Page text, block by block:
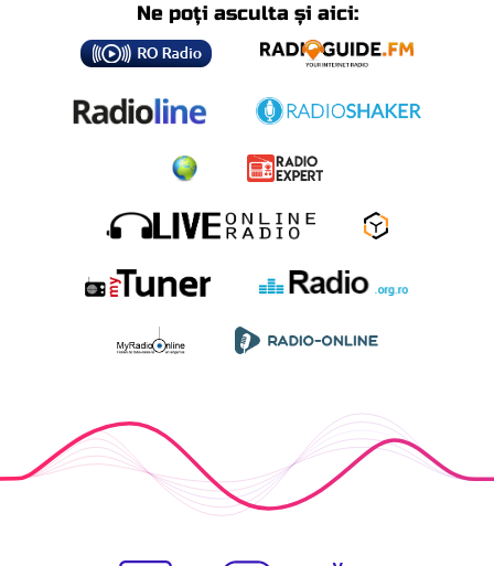
Ne poți asculta și aici: